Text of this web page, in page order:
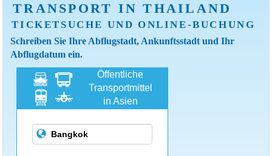
TRANSPORT IN THAILAND
TICKETSUCHE UND ONLINE-BUCHUNG
Schreiben Sie Ihre Abflugstadt, Ankunftsstadt und Ihr
Abflugdatum ein.
Öffentliche
Transportmittel
in Asien